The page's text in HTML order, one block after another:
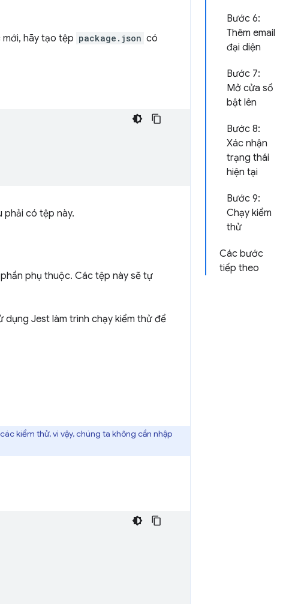
Bước 6:
Thêm email
đại diện
Bước 7:
Mở cửa sổ
bật lên
Bước 8:
Xác nhận
trạng thái
hiện tại
Bước 9:
Chạy kiểm
thử
Các bước
tiếp theo
hãy tạo tệp package.json có
phải có tệp này.
phụ thuộc. Các tệp này sẽ tự
Jest làm trình chạy kiểm thử để
kiểm thử, vì vậy, chúng ta không cần nhập